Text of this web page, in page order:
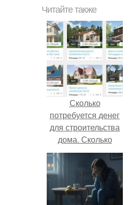
Читайте также
Сколько
потребуется денег
для строительства
дома. Сколько
нужно денег, чтобы
построить дом?